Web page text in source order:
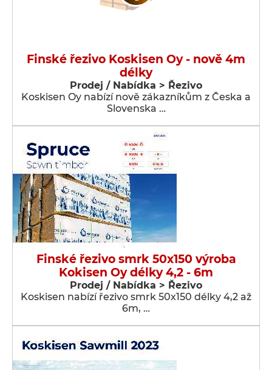
Finské řezivo Koskisen Oy - nově 4m
délky
Prodej / Nabídka > Řezivo
Koskisen Oy nabízí nově zákazníkům z Česka a
Slovenska …
Finské řezivo smrk 50x150 výroba
Kokisen Oy délky 4,2 - 6m
Prodej / Nabídka > Řezivo
Koskisen nabízí řezivo smrk 50x150 délky 4,2 až
6m, …